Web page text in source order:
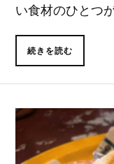
い食材のひとつ
続きを読む